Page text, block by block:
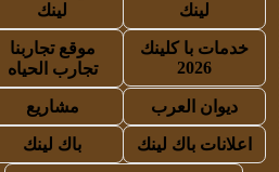
لينك
لينك
خدمات با كلينك
2026
موقع تجاربنا
تجارب الحياه
ديوان العرب مشاريع
اعلانات باك لينك باك لينك